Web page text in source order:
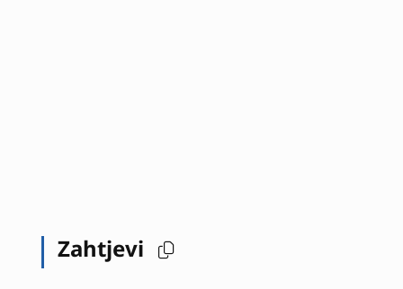
Zahtjevi